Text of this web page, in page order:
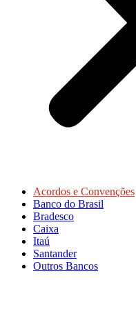
Acordos e Convenções
Banco do Brasil
Bradesco
Caixa
Itaú
Santander
Outros Bancos